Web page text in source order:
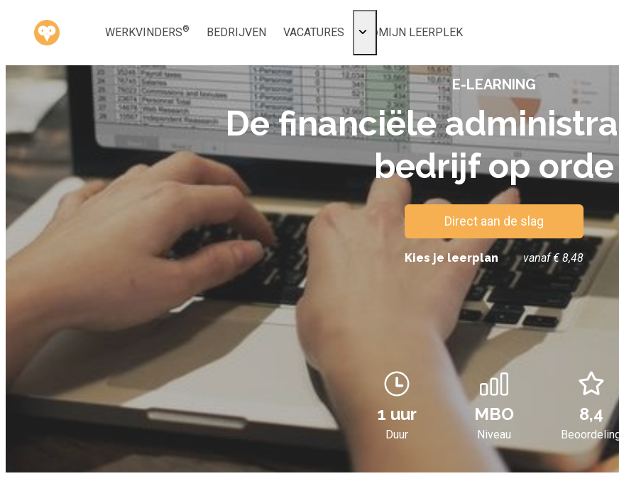
WERKVINDERS® BEDRIJVEN VACATURES MIJN LEERPLEK
Voor mij
Alle onderwerpen
Populair
Favoriet
Gestart
Afgerond
Certificaten
E-LEARNING
De financiële
bedrijf op orde
Direct aan de slag
Kies je leerplan vanaf € 8,48
1 uur MBO 8,4
Duur Niveau